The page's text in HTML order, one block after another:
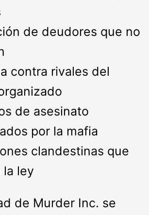
de deudores que no
contra rivales del
de asesinato
por la mafia
clandestinas que
la ley
de Murder Inc. se